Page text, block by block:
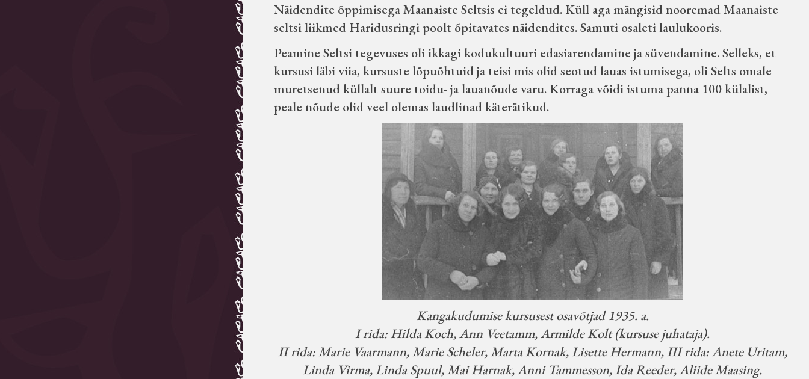
Näidendite õppimisega Maanaiste Seltsis ei tegeldud. Küll aga mängisid nooremad Maanaiste
seltsi liikmed Haridusringi poolt õpitavates näidendites. Samuti osaleti laulukooris.
Peamine Seltsi tegevuses oli ikkagi kodukultuuri edasiarendamine ja süvendamine. Selleks, et
kursusi läbi viia, kursuste lõpuõhtuid ja teisi mis olid seotud lauas istumisega, oli Selts omale
muretsenud küllalt suure toidu- ja lauanõude varu. Korraga võidi istuma panna 100 külalist,
peale nõude olid veel olemas laudlinad käterätikud.
Kangakudumise kursusest osavõtjad 1935. a.
I rida: Hilda Koch, Ann Veetamm, Armilde Kolt (kursuse juhataja).
II rida: Marie Vaarmann, Marie Scheler, Marta Kornak, Lisette Hermann, III rida: Anete Uritam,
Linda Virma, Linda Spuul, Mai Harnak, Anni Tammesson, Ida Reeder, Aliide Maasing.